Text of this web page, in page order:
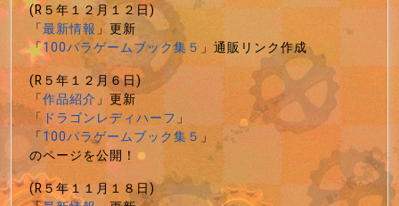
(R５年１２月１２日)
「最新情報」更新
「100パラゲームブック集５ 」通販リンク作成
(R５年１２月６日)
「作品紹介」更新
「 ドラゴンレディハーフ」
「100パラゲームブック集５ 」
のページを公開！
(R５年１１月１８日)